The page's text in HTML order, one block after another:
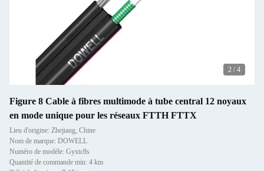
2 / 4
Figure 8 Cable à fibres multimode à tube central 12 noyaux
en mode unique pour les réseaux FTTH FTTX
Lieu d'origine: Zhejiang, Chine
Nom de marque: DOWELL
Numéro de modèle: Gyxtc8s
Quantité de commande min: 4 km